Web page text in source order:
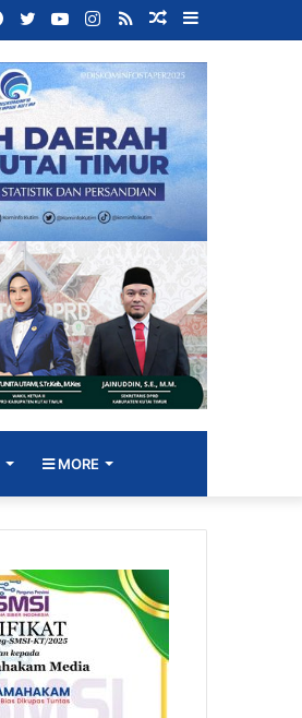
Random
Article
RSS
Instagram
YouTube
Twitter
Facebook
MORE